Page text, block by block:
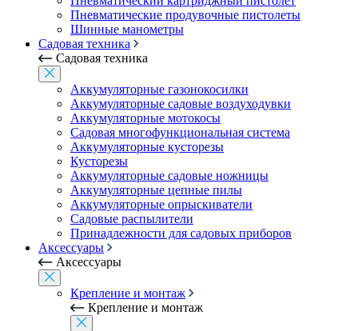
Пневматические продувочные пистолеты
Шинные манометры
Садовая техника
Садовая техника
Аккумуляторные газонокосилки
Аккумуляторные садовые воздуходувки
Аккумуляторные мотокосы
Садовая многофункциональная система
Аккумуляторные кусторезы
Кусторезы
Аккумуляторные садовые ножницы
Аккумуляторные цепные пилы
Аккумуляторные опрыскиватели
Садовые распылители
Принадлежности для садовых приборов
Аксессуары
Аксессуары
Крепление и монтаж
Крепление и монтаж